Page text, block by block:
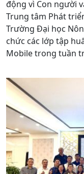
động vì Con người
Trung tâm Phát
Trường Đại học
chức các lớp tập
Mobile trong tuần